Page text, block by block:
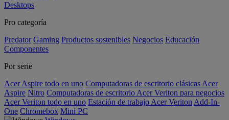
Desktops
Pro categoría
Predator Gaming Productos sostenibles Negocios Educación
Componentes
Por serie
Acer Aspire todo en uno Computadoras de escritorio clásicas Acer
Aspire Nitro Computadoras de escritorio Acer Veriton para negocios
Acer Veriton todo en uno Estación de trabajo Acer Veriton Add-In-
One Chromebox Mini PC